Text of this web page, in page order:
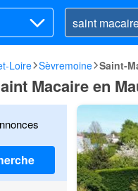
Loire Sèvremoine Saint-
Macaire en